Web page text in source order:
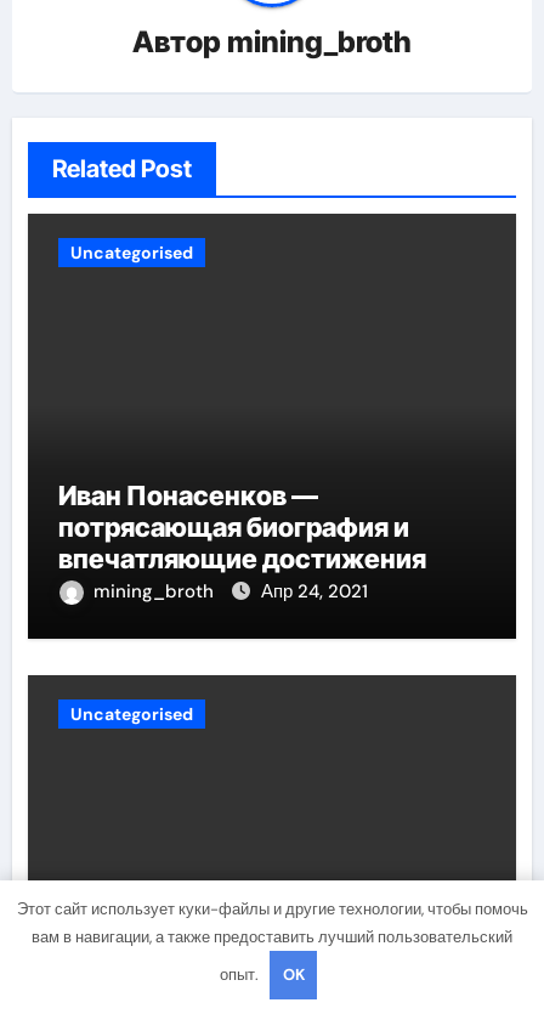
Автор mining_broth
Related Post
Uncategorised
Иван Понасенков —
потрясающая биография и
впечатляющие достижения
mining_broth Апр 24, 2021
Uncategorised
Биография Вероники
Белоцерковской Борисовны —
Этот сайт использует куки-файлы и другие технологии, чтобы помочь
вам в навигации, а также предоставить лучший пользовательский
опыт.
OK